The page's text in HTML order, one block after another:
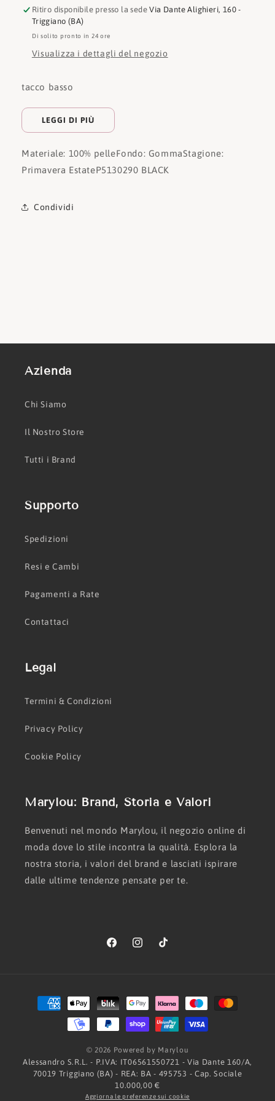
Ritiro disponibile presso la sedeVia Dante Alighieri, 160 -
Triggiano (BA)
Di solito pronto in 24 ore
Visualizza i dettagli del negozio
tacco basso
LEGGI DI PIÙ
Materiale: 100% pelleFondo: GommaStagione:
Primavera EstateP5130290 BLACK
Condividi
Azienda
Chi Siamo
Il Nostro Store
Tutti i Brand
Supporto
Spedizioni
Resi e Cambi
Pagamenti a Rate
Contattaci
Legal
Termini & Condizioni
Privacy Policy
Cookie Policy
Marylou: Brand, Storia e Valori
Benvenuti nel mondo Marylou, il negozio online di
moda dove lo stile incontra la qualità. Esplora la
nostra storia, i valori del brand e lasciati ispirare
dalle ultime tendenze pensate per te.
FacebookInstagramTikTok
Metodi
di
pagamento
© 2026 Powered by Marylou
Alessandro S.R.L. - P.IVA: IT06561550721 - Via Dante 160/A,
70019 Triggiano (BA) - REA: BA - 495753 - Cap. Sociale
10.000,00 €
Aggiorna le preferenze sui cookie